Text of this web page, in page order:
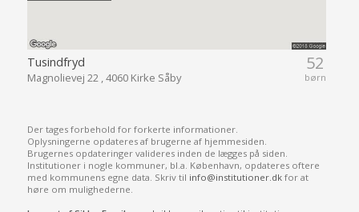
52
børn
Tusindfryd
Magnolievej 22 , 4060 Kirke Såby
Der tages forbehold for forkerte informationer.
Oplysningerne opdateres af brugerne af hjemmesiden.
Brugernes opdateringer valideres inden de lægges på siden.
Institutioner i nogle kommuner, bl.a. København, opdateres oftere
med kommunens egne data. Skriv til info@institutioner.dkfor at
høre om mulighederne.